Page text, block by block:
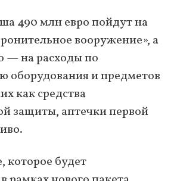
490 млн евро пойдут на
вооружение», а
— на расходы по
оборудования и предметов
как средства
защиты, аптечки первой
которое будет